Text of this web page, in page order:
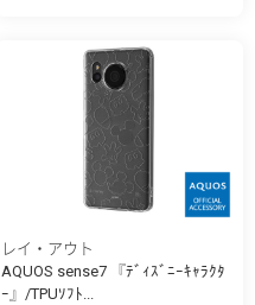
レイ・アウト
AQUOS sense7 『ﾃﾞｨｽﾞﾆｰｷｬﾗｸﾀ
ｰ』/TPUｿﾌﾄ...